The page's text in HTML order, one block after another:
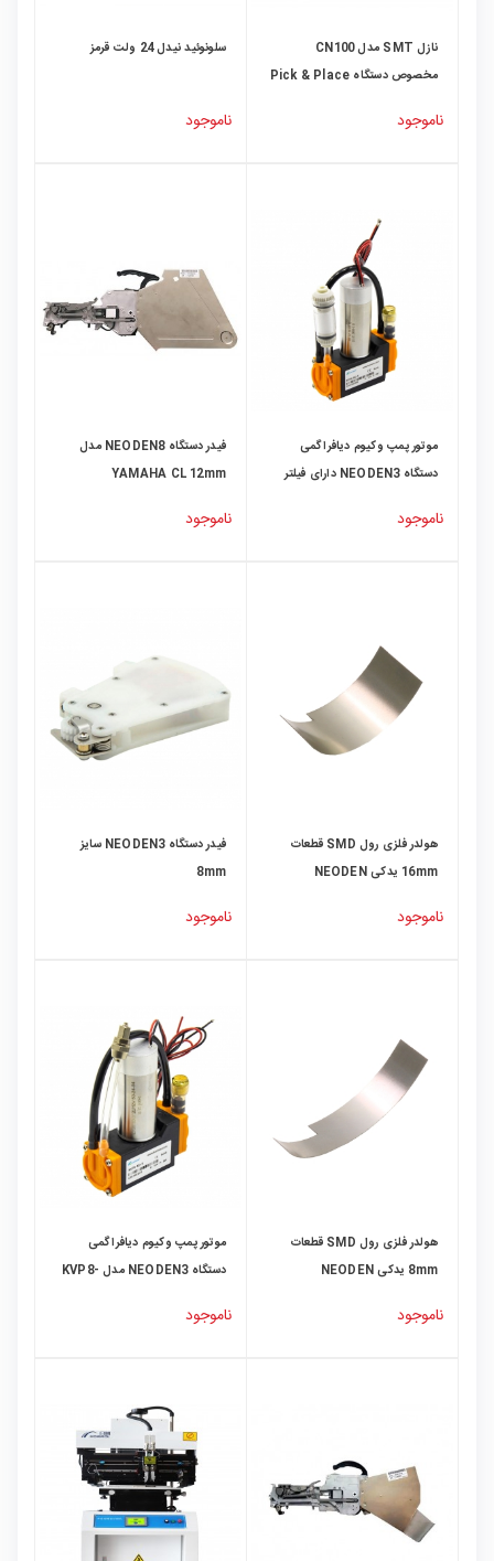
نازل SMT مدل CN100
مخصوص دستگاه Pick & Place
ناموجود
سلونوئید نیدل 24 ولت قرمز
ناموجود
موتور پمپ وکیوم دیافراگمی
دستگاه NEODEN3 دارای فیلتر
Kamoer
ناموجود
فیدر دستگاه NEODEN8 مدل
YAMAHA CL 12mm
ناموجود
هولدر فلزی رول SMD قطعات
16mm یدکی NEODEN
ناموجود
فیدر دستگاه NEODEN3 سایز
8mm
ناموجود
هولدر فلزی رول SMD قطعات
8mm یدکی NEODEN
ناموجود
موتور پمپ وکیوم دیافراگمی
دستگاه NEODEN3 مدل KVP8-
ناموجود